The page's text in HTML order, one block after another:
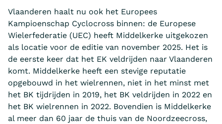
Vlaanderen haalt nu ook het Europees
Kampioenschap Cyclocross binnen: de Europese
Wielerfederatie (UEC) heeft Middelkerke uitgekozen
als locatie voor de editie van november 2025. Het is
de eerste keer dat het EK veldrijden naar Vlaanderen
komt. Middelkerke heeft een stevige reputatie
opgebouwd in het wielrennen, niet in het minst met
het BK tijdrijden in 2019, het BK veldrijden in 2022 en
het BK wielrennen in 2022. Bovendien is Middelkerke
al meer dan 60 jaar de thuis van de Noordzeecross,